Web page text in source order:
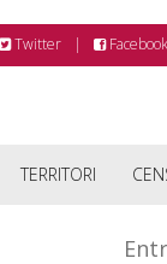
Twitter Facebook
TERRITORI